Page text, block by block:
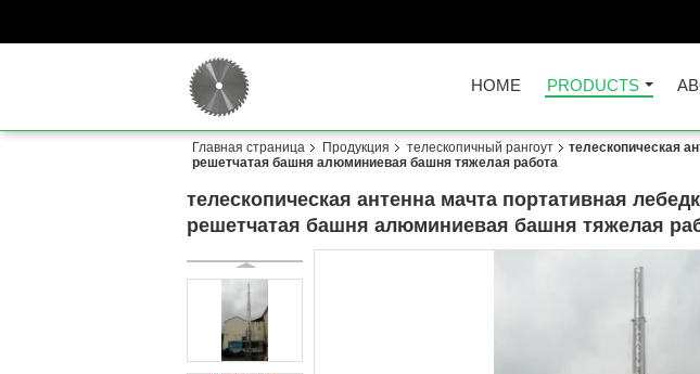
HOME PRODUCTS
Главная страница Продукция телескопичный рангоут
телескопическая
решетчатая башня алюминиевая башня тяжелая работа
телескопическая антенна мачта портативная
решетчатая башня алюминиевая башня тяжелая